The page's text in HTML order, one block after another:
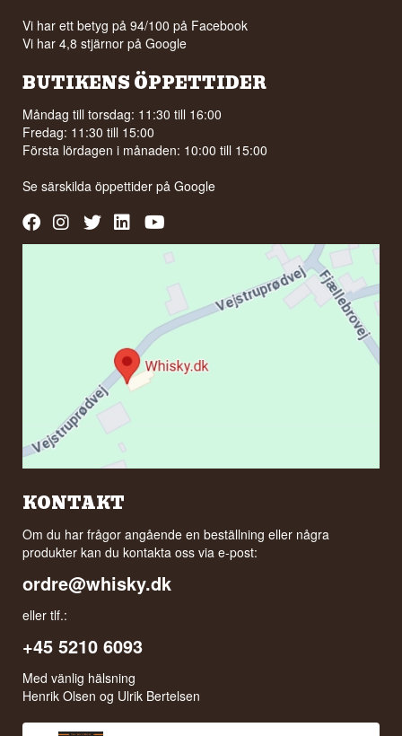
Vi har ett betyg på 94/100 på Facebook
Vi har 4,8 stjärnor på Google
BUTIKENS ÖPPETTIDER
Måndag till torsdag: 11:30 till 16:00
Fredag: 11:30 till 15:00
Första lördagen i månaden: 10:00 till 15:00
Se särskilda öppettider påGoogle
KONTAKT
Om du har frågor angående en beställning eller några
produkter kan du kontakta oss via e-post:
ordre@whisky.dk
eller tlf.:
+45 5210 6093
Med vänlig hälsning
Henrik Olsen og Ulrik Bertelsen